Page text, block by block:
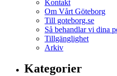
Kontakt
Om Vårt Göteborg
Till goteborg.se
Så behandlar vi dina
Tillgänglighet
Arkiv
Kategorier